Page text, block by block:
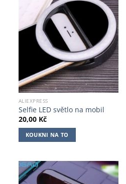
ALIEXPRESS
Selfie LED světlo na mobil
20,00 Kč
KOUKNI NA TO